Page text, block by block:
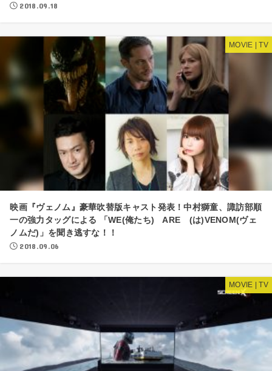
2018.09.18
MOVIE | TV
映画『ヴェノム』豪華吹替版キャスト発表！中村獅童、諏訪部順
一の強力タッグによる 「WE(俺たち) ARE (は)VENOM(ヴェ
ノムだ)」を聞き逃すな！！
2018.09.06
MOVIE | TV